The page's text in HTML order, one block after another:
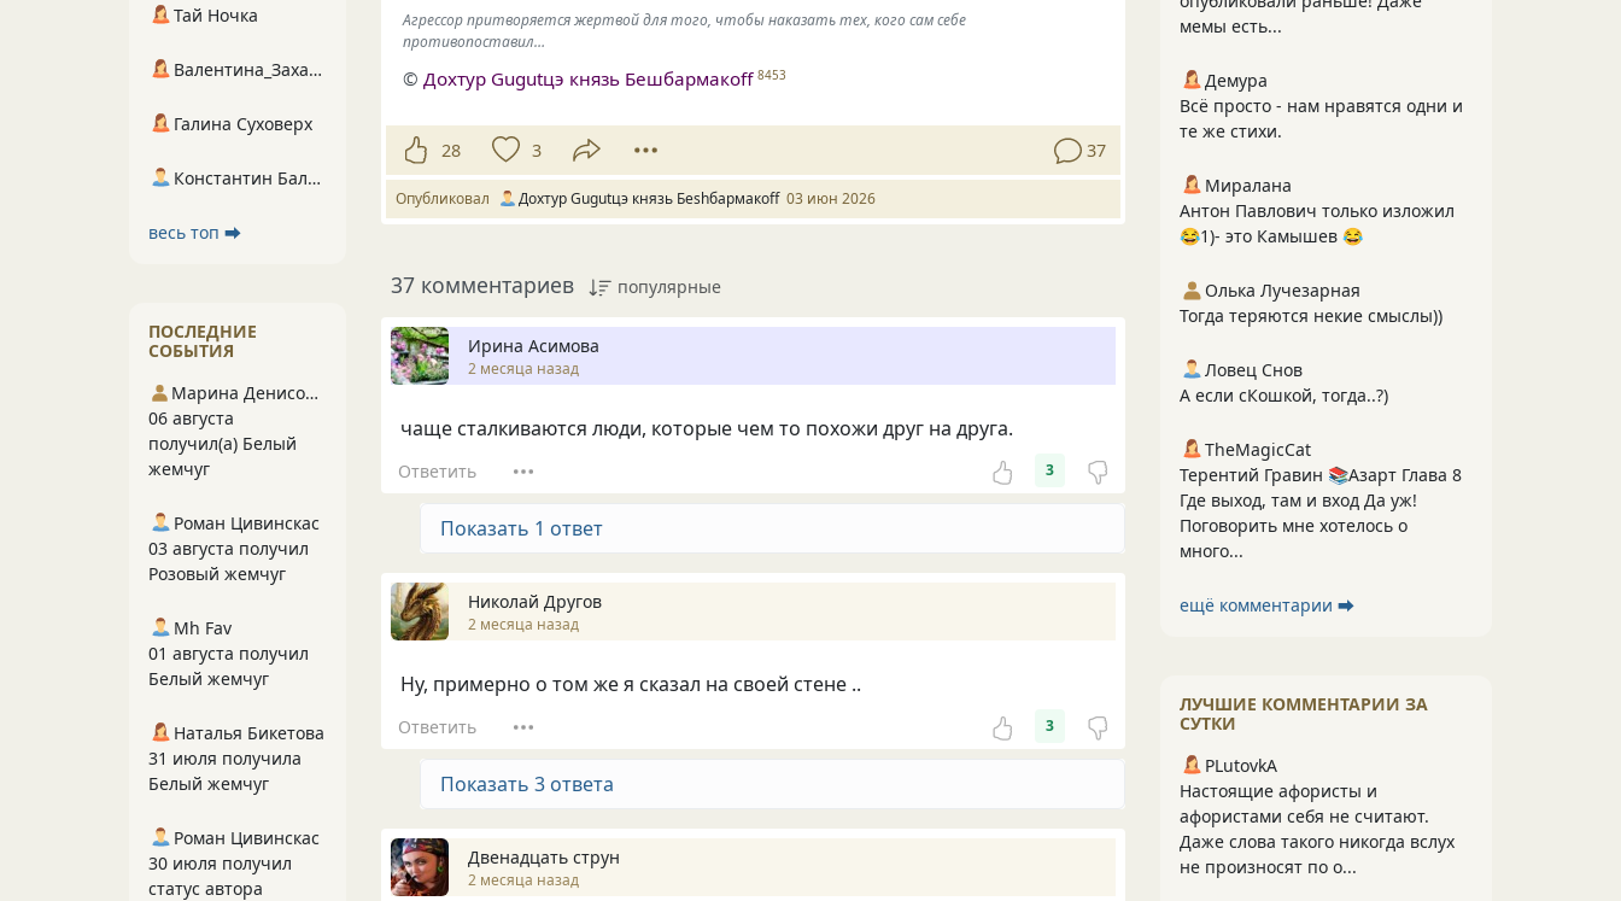
Агрессор притворяется жертвой для того, чтобы наказать тех, кого сам себе
противопоставил…
© Дохтур Gugutцэ князь Бешбармакоff 8453
28 3 37
Опубликовал Дохтур Gugutцэ князь Беshбармакоff 03 июн 2026
37 комментариев популярные
Ирина Асимова
2 месяца назад
чаще сталкиваются люди, которые чем то похожи друг на друга.
Ответить 3
Показать 1 ответ
Николай Другов
2 месяца назад
Ну, примерно о том же я сказал на своей стене ..
Ответить 3
Показать 3 ответа
Двенадцать струн
2 месяца назад
мемы есть...
Демура
Всё просто - нам нравятся одни и
те же стихи.
Миралана
Антон Павлович только изложил
😂1)- это Камышев 😂
Олька Лучезарная
Тогда теряются некие смыслы))
Ловец Снов
А если сКошкой, тогда..?)
TheMagicCat
Терентий Гравин 📚Азарт Глава 8
Где выход, там и вход Да уж!
Поговорить мне хотелось о
много...
ещё комментарии ⮕
ЛУЧШИЕ КОММЕНТАРИИ ЗА
СУТКИ
PLutоvkА
Настоящие афористы и
афористами себя не считают.
Даже слова такого никогда вслух
не произносят по о...
Тай Ночка
Валентина_Захарова
Галина Суховерх
Константин Балухта
весь топ ⮕
ПОСЛЕДНИЕ
СОБЫТИЯ
Марина Денисова 5
06 августа
получил(а) Белый
жемчуг
Роман Цивинскас
03 августа получил
Розовый жемчуг
Mh Fav
01 августа получил
Белый жемчуг
Наталья Бикетова
31 июля получила
Белый жемчуг
Роман Цивинскас
30 июля получил
статус автора